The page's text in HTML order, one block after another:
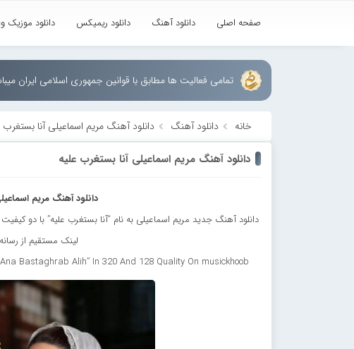
صفحه اصلی دانلود آهنگ دانلود ریمیکس دانلود موزیک
تمامی فعالیت ها مطابق با قوانین جمهوری اسلامی ایران
خانه دانلود آهنگ دانلود آهنگ مریم اسماعیلی آنا بستغرب
دانلود آهنگ مریم اسماعیلی آنا بستغرب علیه
دانلود آهنگ مریم
لینک مستقیم از
Bastaghrab Alih” In 320 And 128 Quality On musickhoob